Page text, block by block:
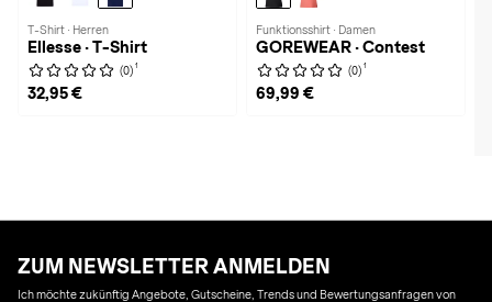
T-Shirt · Herren
Ellesse · T-Shirt
(0) 1
32,95 €
Funktionsshirt · Damen
GOREWEAR · Contest
(0) 1
69,99 €
ZUM NEWSLETTER ANMELDEN
Ich möchte zukünftig Angebote, Gutscheine, Trends und Bewertungsanfragen von